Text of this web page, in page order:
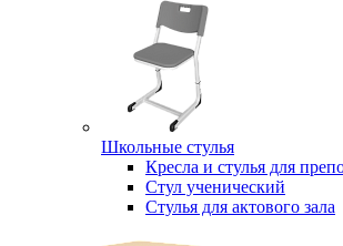
Школьные стулья
Кресла и стулья для
Стул ученический
Стулья для актового зала